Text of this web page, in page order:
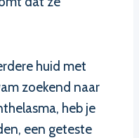
huid met
zoekend naar
heb je
een geteste